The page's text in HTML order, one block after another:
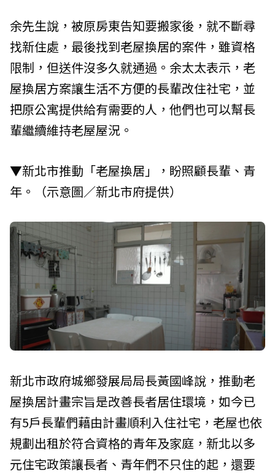
余先生說，被原房東告知要搬家後，就不斷尋
找新住處，最後找到老屋換居的案件，雖資格
限制，但送件沒多久就通過。余太太表示，老
屋換居方案讓生活不方便的長輩改住社宅，並
把原公寓提供給有需要的人，他們也可以幫長
輩繼續維持老屋屋況。
▼新北市推動「老屋換居」，盼照顧長輩、青
年。（示意圖／新北市府提供）
新北市政府城鄉發展局局長黃國峰說，推動老
屋換居計畫宗旨是改善長者居住環境，如今已
有5戶長輩們藉由計畫順利入住社宅，老屋也依
規劃出租於符合資格的青年及家庭，新北以多
元住宅政策讓長者、青年們不只住的起，還要